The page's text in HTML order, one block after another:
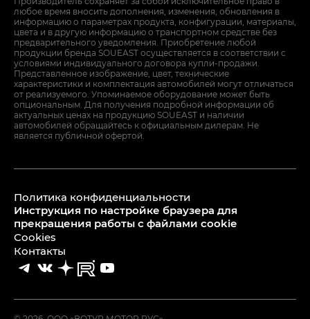
любое время вносить дополнения, изменения, обновления в
информацию о параметрах продукта, конфигурации, материалы,
цвета и в другую информацию о транспортном средстве без
предварительного уведомления. Приобретение любой
продукции бренда SOUEAST осуществляется в соответствии с
условиями индивидуального договора купли-продажи.
Представленное изображение, цвет, технические
характеристики и комплектация автомобилей могут отличаться
от реализуемого. Упоминаемое оборудование может быть
опциональным. Для получения подробной информации об
актуальных ценах на продукцию SOUEAST и наличии
автомобилей обращайтесь к официальным дилерам. Не
является публичной офертой.
Политика конфиденциальности
Инструкция по настройке браузера для
прекращения работы с файлами cookie
Cookies
Контакты